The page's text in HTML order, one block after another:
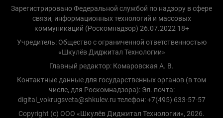
Зарегистрировано Федеральной службой по надзору в сфере
связи, информационных технологий и массовых
коммуникаций (Роскомнадзор) 26.07.2022 18+
Учредитель: Общество с ограниченной ответственностью
«Шкулёв Диджитал Технологии»
Главный редактор: Комаровская А. В.
Контактные данные для государственных органов (в том
числе, для Роскомнадзора): Эл. почта:
digital_vokrugsveta@shkulev.ru телефон: +7(495) 633-57-57
Copyright (с) ООО «Шкулёв Диджитал Технологии», 2026.